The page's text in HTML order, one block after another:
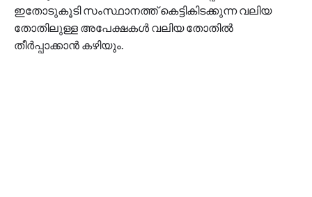
ഇതോടുകൂടി സംസ്ഥാനത്ത് കെട്ടികിടക്കുന്ന വലിയ
തോതിലുള്ള അപേക്ഷകൾ വലിയ തോതിൽ
തീർപ്പാക്കാൻ കഴിയും.